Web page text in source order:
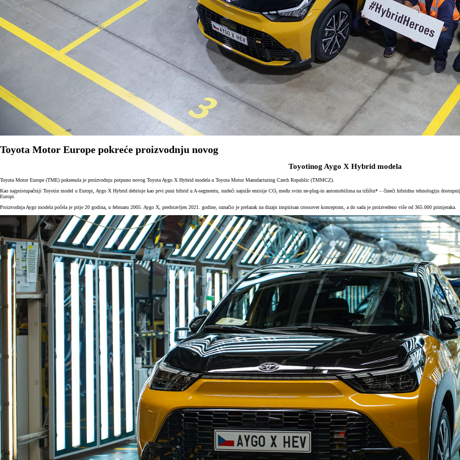
Toyota Motor Europe pokreće proizvodnju novog
Toyotinog Aygo X Hybrid modela
Toyota Motor Europe (TME) pokrenula je proizvodnju potpuno novog Toyota Aygo X Hybrid modela u Toyota Motor Manufacturing Czech Republic (TMMCZ).
Kao najpristupačniji Toyotin model u Europi, Aygo X Hybrid debituje kao prvi puni hibrid u A-segmentu, nudeći najniže emisije CO₂ među svim ne-plug-in automobilima na tržištu* – čineći hibridnu tehnologiju
Europi.
Proizvodnja Aygо modela počela je prije 20 godina, u februaru 2005. Aygo X, predstavljen 2021. godine, označio je prelazak na dizajn inspirisan crossover konceptom, a do sada je proizvedeno više od 365.000 primjeraka.